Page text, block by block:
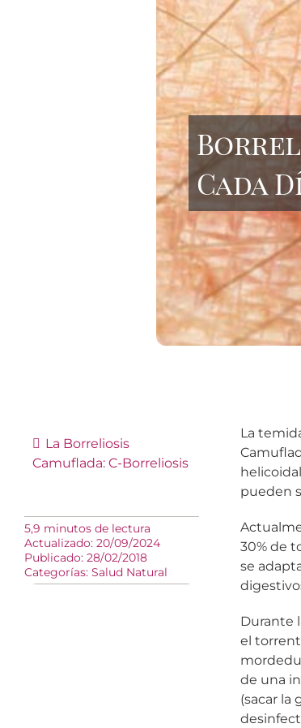
Cada
La Borreliosis
Camuflada: C-Borreliosis
5,9 minutos de lectura
Actualizado: 20/09/2024
Publicado: 28/02/2018
Categorías: Salud Natural
La
pueden
30% de
se
Durante
el
de una
(sacar la